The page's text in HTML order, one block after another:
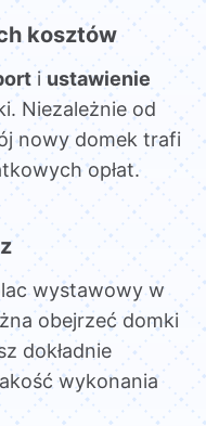
kosztów
i ustawienie
Niezależnie od
nowy domek trafi
opłat.
wystawowy w
obejrzeć domki
dokładnie
wykonania